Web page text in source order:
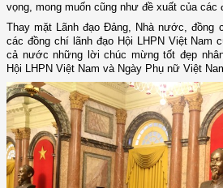
vọng, mong muốn cũng như đề xuất của các
Thay mặt Lãnh đạo Đảng, Nhà nước, đồng
các đồng chí lãnh đạo Hội LHPN Việt Nam
cả nướcnhững lời chúc mừng tốt đẹp
Hội LHPN Việt Nam và Ngày Phụ nữ Việt